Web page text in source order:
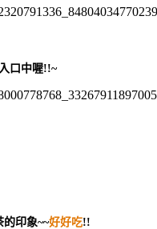
口中喔!!~
印象~~好好吃!!